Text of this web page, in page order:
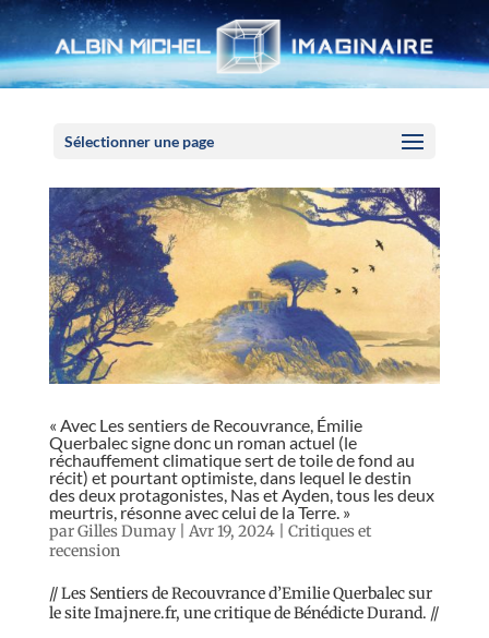
Sélectionner une page
« Avec Les sentiers de Recouvrance, Émilie
Querbalec signe donc un roman actuel (le
réchauffement climatique sert de toile de fond au
récit) et pourtant optimiste, dans lequel le destin
des deux protagonistes, Nas et Ayden, tous les deux
meurtris, résonne avec celui de la Terre. »
parGilles Dumay| Avr 19, 2024| Critiques et
recension
// Les Sentiers de Recouvrance d’Emilie Querbalec sur
le site Imajnere.fr, une critique de Bénédicte Durand. //
Panneau de gestion des cookies